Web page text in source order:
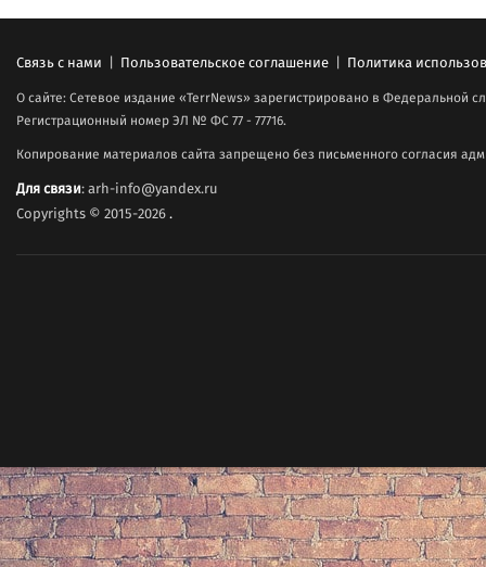
Связь с нами | Пользовательское соглашение | Политика
О сайте: Сетевое издание «TerrNews» зарегистрировано в Федеральной
Регистрационный номер ЭЛ № ФС 77 - 77716.
Копирование материалов сайта запрещено без письменного согласия
Для связи: arh-info@yandex.ru
Copyrights © 2015-2026.